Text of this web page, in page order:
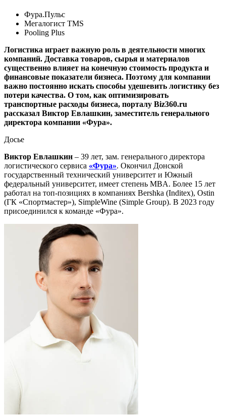
Фура.Пульс
Мегалогист TMS
Pooling Plus
Логистика играет важную роль в деятельности многих
компаний. Доставка товаров, сырья и материалов
существенно влияет на конечную стоимость продукта и
финансовые показатели бизнеса. Поэтому для компании
важно постоянно искать способы удешевить логистику без
потери качества. О том, как оптимизировать
транспортные расходы бизнеса, порталу Biz360.ru
рассказал Виктор Евлашкин, заместитель генерального
директора компании «Фура».
Досье
Виктор Евлашкин – 39 лет, зам. генерального директора
логистического сервиса «Фура». Окончил Донской
государственный технический университет и Южный
федеральный университет, имеет степень MBA. Более 15 лет
работал на топ-позициях в компаниях Bershka (Inditex), Ostin
(ГК «Спортмастер»), SimpleWine (Simple Group). В 2023 году
присоединился к команде «Фура».